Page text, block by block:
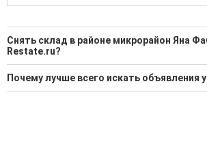
Снять склад в районе микрорайон Яна
Restate.ru?
Поможем Снять склад в районе
Фабрициуса?
Почему лучше всего искать объявления у